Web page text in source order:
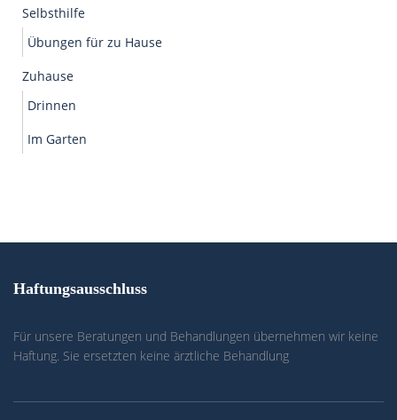
Selbsthilfe
Übungen für zu Hause
Zuhause
Drinnen
Im Garten
Haftungsausschluss
Für unsere Beratungen und Behandlungen übernehmen wir keine
Haftung. Sie ersetzten keine ärztliche Behandlung